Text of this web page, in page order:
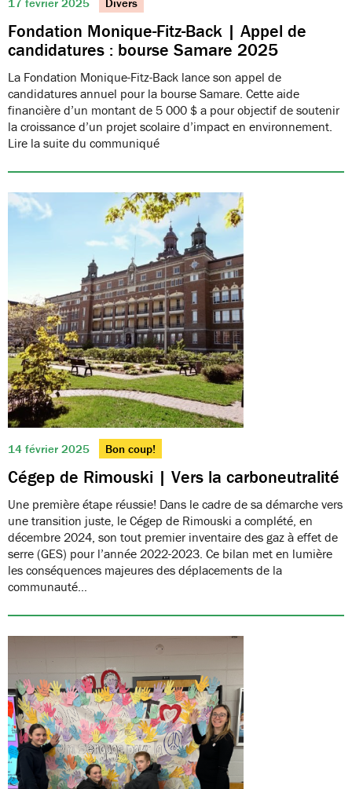
Fondation Monique-Fitz-Back | Appel de
candidatures : bourse Samare 2025
La Fondation Monique-Fitz-Back lance son appel de
candidatures annuel pour la bourse Samare. Cette aide
financière d’un montant de 5 000 $ a pour objectif de soutenir
la croissance d’un projet scolaire d’impact en environnement.
Lire la suite du communiqué
14 février 2025 Bon coup!
Cégep de Rimouski | Vers la carboneutralité
Une première étape réussie! Dans le cadre de sa démarche vers
une transition juste, le Cégep de Rimouski a complété, en
décembre 2024, son tout premier inventaire des gaz à effet de
serre (GES) pour l’année 2022-2023. Ce bilan met en lumière
les conséquences majeures des déplacements de la
communauté…